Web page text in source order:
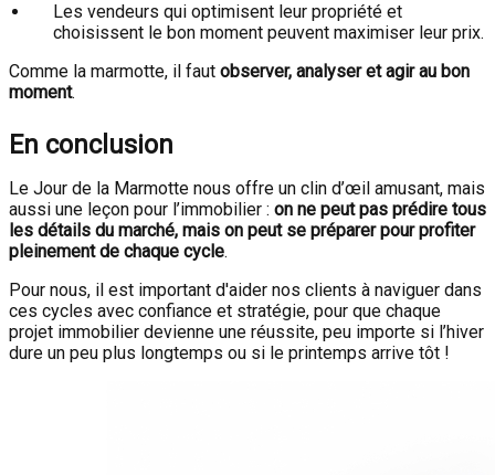
Les vendeurs qui optimisent leur propriété et
choisissent le bon moment peuvent maximiser leur prix.
Comme la marmotte, il faut observer, analyser et agir au bon
moment.
En conclusion
Le Jour de la Marmotte nous offre un clin d’œil amusant, mais
aussi une leçon pour l’immobilier : on ne peut pas prédire tous
les détails du marché, mais on peut se préparer pour profiter
pleinement de chaque cycle.
Pour nous, il est important d'aider nos clients à naviguer dans
ces cycles avec confiance et stratégie, pour que chaque
projet immobilier devienne une réussite, peu importe si l’hiver
dure un peu plus longtemps ou si le printemps arrive tôt !